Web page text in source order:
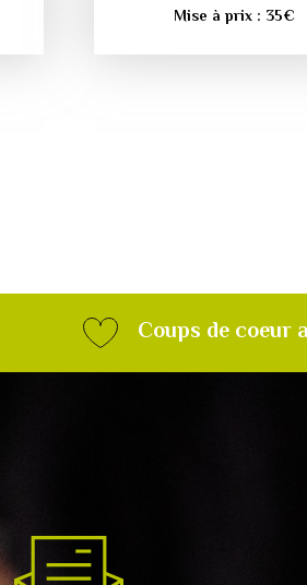
Mise à prix : 35€
Coups de coeur